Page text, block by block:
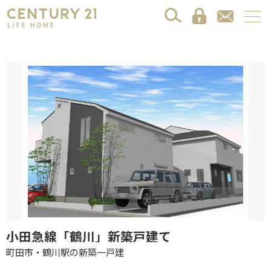
小田急線「鶴川」新築戸建て
町田市・鶴川駅の新築一戸建